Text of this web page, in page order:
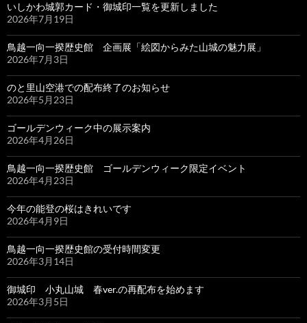
いしかわ城郭カード・御城印一覧を更新しました
2026年7月19日
鳥越一向一揆歴史館 企画展「絵図からみた山城の魅力展」
2026年7月3日
のと里山空港での配布終了のお知らせ
2026年5月23日
ゴールデンウィーク中の展示案内
2026年4月26日
鳥越一向一揆歴史館 ゴールデンウィーク限定イベント
2026年4月23日
今年の能登の桜はきれいです
2026年4月9日
鳥越一向一揆歴史館の受付時間変更
2026年3月14日
御城印 小丸山城 春ver.の再配布を始めます
2026年3月5日